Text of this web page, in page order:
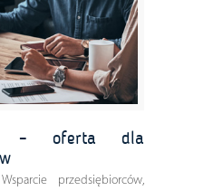
– oferta dla
przedsiębiorców,